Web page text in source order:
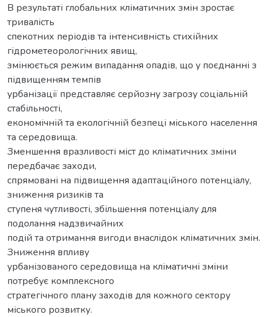
В результаті глобальних кліматичних змін зростає
тривалість
спекотних періодів та інтенсивність стихійних
гідрометеорологічних явищ,
змінюється режим випадання опадів, що у поєднанні з
підвищенням темпів
урбанізації представляє серйозну загрозу соціальній
стабільності,
економічній та екологічній безпеці міського населення
та середовища.
Зменшення вразливості міст до кліматичних зміни
передбачає заходи,
спрямовані на підвищення адаптаційного потенціалу,
зниження ризиків та
ступеня чутливості, збільшення потенціалу для
подолання надзвичайних
подій та отримання вигоди внаслідок кліматичних змін.
Зниження впливу
урбанізованого середовища на кліматичні зміни
потребує комплексного
стратегічного плану заходів для кожного сектору
міського розвитку.